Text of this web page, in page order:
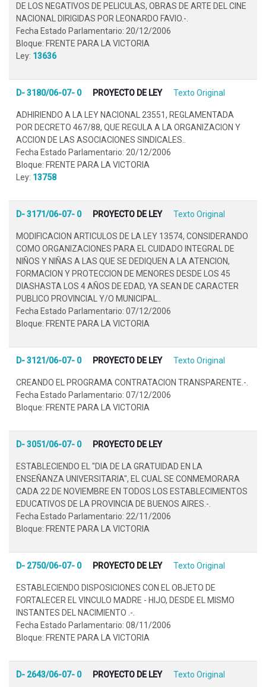
DE LOS NEGATIVOS DE PELICULAS, OBRAS DE ARTE DEL CINE
NACIONAL DIRIGIDAS POR LEONARDO FAVIO.-.
Fecha Estado Parlamentario: 20/12/2006
Bloque: FRENTE PARA LA VICTORIA
Ley: 13636
D- 3180/06-07- 0 PROYECTO DE LEY Texto Original
ADHIRIENDO A LA LEY NACIONAL 23551, REGLAMENTADA
POR DECRETO 467/88, QUE REGULA A LA ORGANIZACION Y
ACCION DE LAS ASOCIACIONES SINDICALES..
Fecha Estado Parlamentario: 20/12/2006
Bloque: FRENTE PARA LA VICTORIA
Ley: 13758
D- 3171/06-07- 0 PROYECTO DE LEY Texto Original
MODIFICACION ARTICULOS DE LA LEY 13574, CONSIDERANDO
COMO ORGANIZACIONES PARA EL CUIDADO INTEGRAL DE
NIÑOS Y NIÑAS A LAS QUE SE DEDIQUEN A LA ATENCION,
FORMACION Y PROTECCION DE MENORES DESDE LOS 45
DIASHASTA LOS 4 AÑOS DE EDAD, YA SEAN DE CARACTER
PUBLICO PROVINCIAL Y/O MUNICIPAL..
Fecha Estado Parlamentario: 07/12/2006
Bloque: FRENTE PARA LA VICTORIA
D- 3121/06-07- 0 PROYECTO DE LEY Texto Original
CREANDO EL PROGRAMA CONTRATACION TRANSPARENTE.-.
Fecha Estado Parlamentario: 07/12/2006
Bloque: FRENTE PARA LA VICTORIA
D- 3051/06-07- 0 PROYECTO DE LEY
ESTABLECIENDO EL "DIA DE LA GRATUIDAD EN LA
ENSEÑANZA UNIVERSITARIA", EL CUAL SE CONMEMORARA
CADA 22 DE NOVIEMBRE EN TODOS LOS ESTABLECIMIENTOS
EDUCATIVOS DE LA PROVINCIA DE BUENOS AIRES.-.
Fecha Estado Parlamentario: 22/11/2006
Bloque: FRENTE PARA LA VICTORIA
D- 2750/06-07- 0 PROYECTO DE LEY Texto Original
ESTABLECIENDO DISPOSICIONES CON EL OBJETO DE
FORTALECER EL VINCULO MADRE - HIJO, DESDE EL MISMO
INSTANTES DEL NACIMIENTO .-.
Fecha Estado Parlamentario: 08/11/2006
Bloque: FRENTE PARA LA VICTORIA
D- 2643/06-07- 0 PROYECTO DE LEY Texto Original